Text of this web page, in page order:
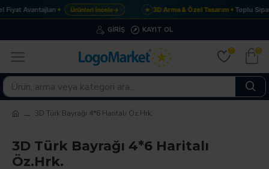
Avantajları Ürünleri İncele→ ★ 3D Arma & Özel Tasarım Toplu
GIRIŞ KAYIT OL
0 0
3D Türk Bayrağı 4*6 Haritalı Öz.Hrk.
3D Türk Bayrağı 4*6 Haritalı
Öz.Hrk.